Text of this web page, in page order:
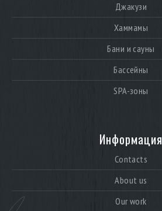
Джакузи
Хаммамы
Бани и сауны
Бассейны
SPA-зоны
Информация
Contacts
About us
Our work